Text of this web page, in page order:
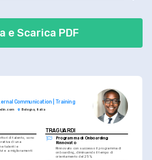
perché sono efficaci.
e Scarica PDF
Communication | Training
Bologna, Italia
di talento, sono
di una
talenti e
e a miglioramenti
TRAGUARDI
Programma di Onboarding
Rinnovato
Rinnovato con successo il programma di
onboarding, diminuendo il tempo di
orientamento del 25%.